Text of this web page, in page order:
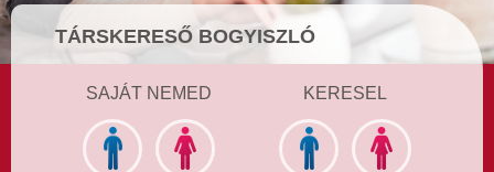
TÁRSKERESŐ BOGYISZLÓ
SAJÁT NEMED KERESEL